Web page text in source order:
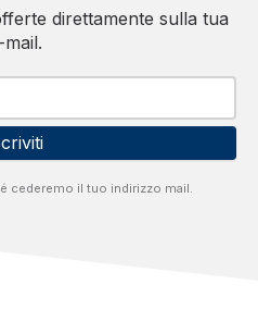
direttamente sulla tua
mail.
cederemo il tuo indirizzo mail.